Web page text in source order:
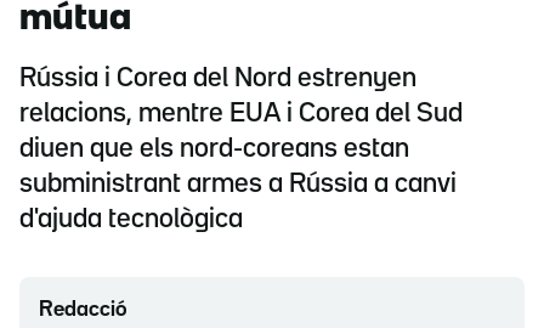
mútua
Rússia i Corea del Nord estrenyen
relacions, mentre EUA i Corea del Sud
diuen que els nord-coreans estan
subministrant armes a Rússia a canvi
d'ajuda tecnològica
Redacció